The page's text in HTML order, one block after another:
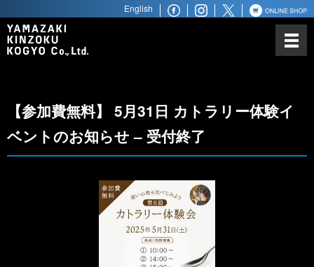
山崎金属工業について
世界最高水準の品質
世界へ広がるビジネスパートナ
ー
商品ラインアップ
ステンレス鋼材
English
【参加費無料】 5月31日 カトラリー体験イ
ベントのお知らせ – 受付終了